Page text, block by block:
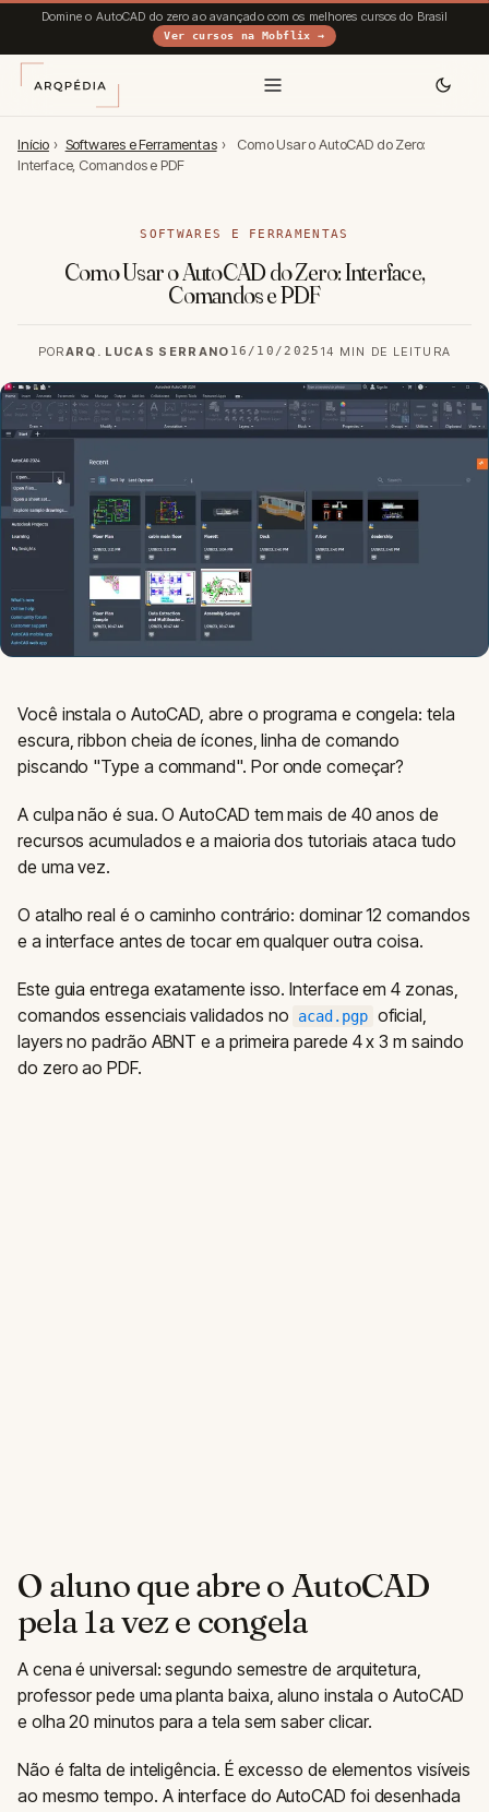
Domine o AutoCAD do zero ao avançado com os melhores cursos do Brasil
Ver cursos na Mobflix →
Início › Softwares e Ferramentas ›
Como Usar o AutoCAD do Zero:
Interface, Comandos e PDF
SOFTWARES E FERRAMENTAS
Como Usar o AutoCAD do Zero: Interface,
Comandos e PDF
PORARQ. LUCAS SERRANO 16/10/2025 14 MIN DE LEITURA
Você instala o AutoCAD, abre o programa e congela: tela
escura, ribbon cheia de ícones, linha de comando
piscando "Type a command". Por onde começar?
A culpa não é sua. O AutoCAD tem mais de 40 anos de
recursos acumulados e a maioria dos tutoriais ataca tudo
de uma vez.
O atalho real é o caminho contrário: dominar 12 comandos
e a interface antes de tocar em qualquer outra coisa.
Este guia entrega exatamente isso. Interface em 4 zonas,
comandos essenciais validados no
acad.pgp oficial,
layers no padrão ABNT e a primeira parede 4 x 3 m saindo
do zero ao PDF.
O aluno que abre o AutoCAD
pela 1a vez e congela
A cena é universal: segundo semestre de arquitetura,
professor pede uma planta baixa, aluno instala o AutoCAD
e olha 20 minutos para a tela sem saber clicar.
Não é falta de inteligência. É excesso de elementos visíveis
ao mesmo tempo. A interface do AutoCAD foi desenhada